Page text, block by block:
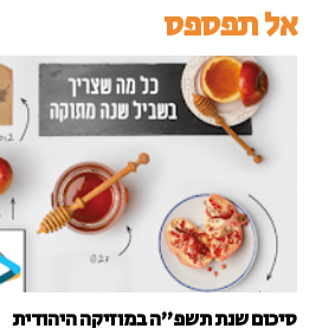
אל תפספס
סיכום שנת תשפ"ה במוזיקה היהודית